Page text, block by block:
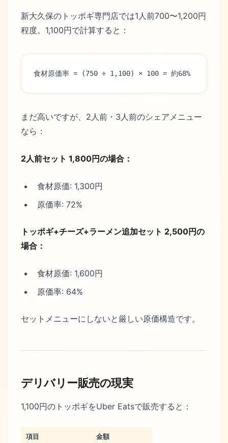
新大久保のトッポギ専門店では1人前700〜1,200円
程度。1,100円で計算すると：
食材原価率 = (750 ÷ 1,100) × 100 = 約68%
まだ高いですが、2人前・3人前のシェアメニュー
なら：
2人前セット 1,800円の場合：
食材原価: 1,300円
原価率: 72%
トッポギ+チーズ+ラーメン追加セット 2,500円の
場合：
食材原価: 1,600円
原価率: 64%
セットメニューにしないと厳しい原価構造です。
デリバリー販売の現実
1,100円のトッポギをUber Eatsで販売すると：
項目 金額